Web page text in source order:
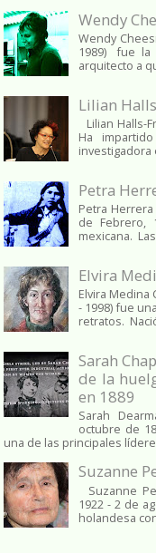
Wendy
Wendy
1989) fue la
arquitecto a
Lilian
Lilian Halls-
Ha
investigadora
Petra
Petra
de Febrero,
mexicana.
Elvira
Elvira Medina
- 1998) fue
retratos.
Sarah
de la
en 1889
Sarah
octubre de
una de las principales
Suzanne
Suzanne
1922 - 2 de
holandesa